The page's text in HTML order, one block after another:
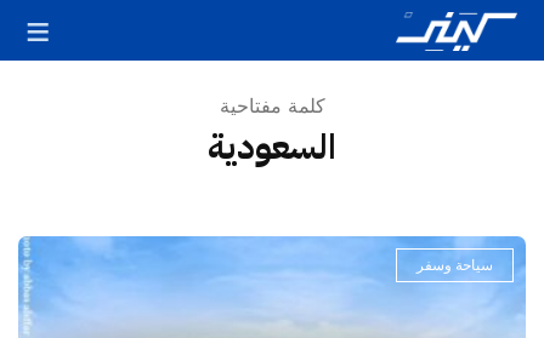
كلمة مفتاحية
السعودية
سياحة وسفر